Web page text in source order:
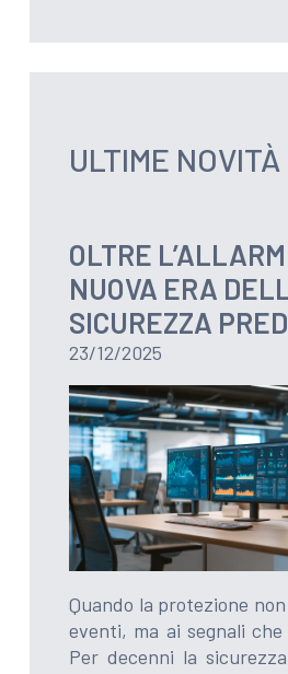
ULTIME NOVITÀ
OLTRE
NUOVA ERA
SICUREZZA
23/12/2025
Quando la protezione
eventi, ma ai segnali
Per decenni la